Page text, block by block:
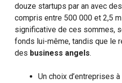
douze startups par an avec
compris entre 500 000 et 2,5
significative de ces sommes,
fonds lui-même, tandis que le
des business angels.
Un choix d’entreprises